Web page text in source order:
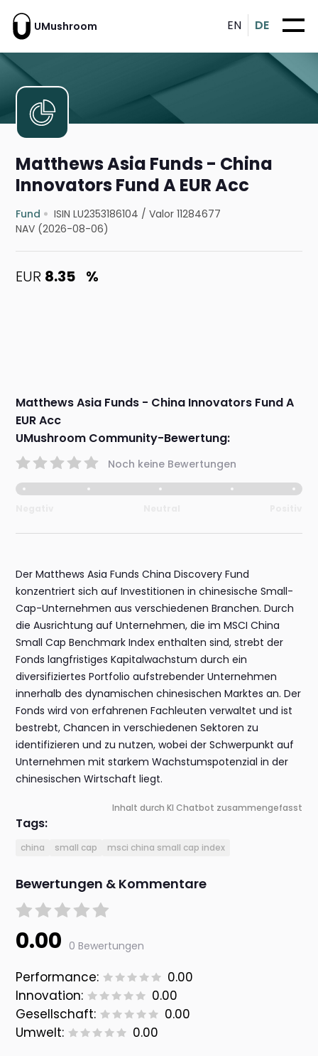
UMushroom EN DE
Matthews Asia Funds - China
Innovators Fund A EUR Acc
Fund ISIN LU2353186104 /Valor 11284677
NAV (2026-08-06)
EUR 8.35 %
Matthews Asia Funds - China Innovators Fund A
EUR Acc
UMushroom Community-Bewertung:
Noch keine Bewertungen
Der Matthews Asia Funds China Discovery Fund
konzentriert sich auf Investitionen in chinesische Small-
Cap-Unternehmen aus verschiedenen Branchen. Durch
die Ausrichtung auf Unternehmen, die im MSCI China
Small Cap Benchmark Index enthalten sind, strebt der
Fonds langfristiges Kapitalwachstum durch ein
diversifiziertes Portfolio aufstrebender Unternehmen
innerhalb des dynamischen chinesischen Marktes an. Der
Fonds wird von erfahrenen Fachleuten verwaltet und ist
bestrebt, Chancen in verschiedenen Sektoren zu
identifizieren und zu nutzen, wobei der Schwerpunkt auf
Unternehmen mit starkem Wachstumspotenzial in der
chinesischen Wirtschaft liegt.
Inhalt durch KI Chatbot zusammengefasst
Tags:
china small cap msci china small cap index
Bewertungen & Kommentare
0.00 0 Bewertungen
Performance:
0.00
Innovation:
0.00
Gesellschaft:
0.00
Umwelt:
0.00